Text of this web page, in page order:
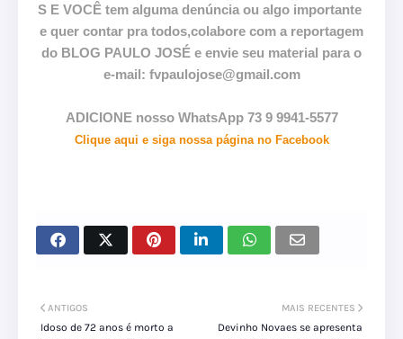
S E VOCÊ tem alguma denúncia ou algo importante
e quer contar pra todos,colabore com a reportagem
do BLOG PAULO JOSÉ e envie seu material para o
e-mail: fvpaulojose@gmail.com
ADICIONE nosso WhatsApp 73 9 9941-5577
Clique aqui e siga nossa página no Facebook
MAIS RECENTES
Devinho Novaes se apresenta
ANTIGOS
Idoso de 72 anos é morto a